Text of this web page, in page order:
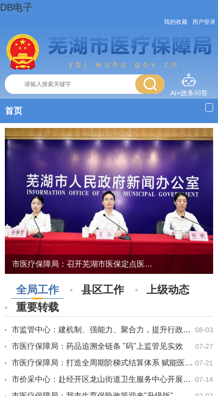
DB电子
我的收藏 用户登录
AI+政务问答
首页
市医疗保障局：召开芜湖市医保定点医药机构资源配置规划实施成效新闻发布会
全局工作 县区工作
上级动态
重要转载
市监管中心：建机制、强能力、聚合力，提升行政执法质效 08-03
市医疗保障局：药品追溯全链条 "码"上监管见实效 07-27
市医疗保障局：打造全周期阶梯式结算体系 赋能医疗机构高质量发展 07-21
市价采中心：赴经开区龙山街道卫生服务中心开展集采政策宣传 07-14